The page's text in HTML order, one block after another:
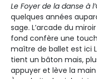
Le Foyer de la danse à
quelques années
sage. L’arcade du
fond confère une
maître de ballet est ici
tient un bâton mais,
appuyer et lève la